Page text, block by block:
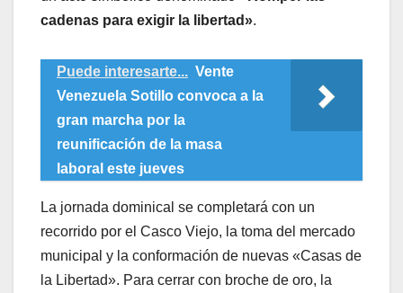
cadenas para exigir la libertad».
Puede interesarte... Vente
Venezuela Sotillo convoca a la
gran marcha por la
reunificación de la masa
laboral este jueves
​La jornada dominical se completará con un
recorrido por el Casco Viejo, la toma del mercado
municipal y la conformación de nuevas «Casas de
la Libertad». Para cerrar con broche de oro, la